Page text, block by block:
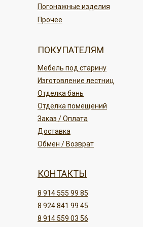
Отделка бань
Изготовление лестниц
Мебель под старину
ПОКУПАТЕЛЯМ
Прочее
Погонажные изделия
8 914 559 03 56
8 914 555 99 85
8 924 841 99 45
КОНТАКТЫ
Обмен / Возврат
Отделка помещений
Заказ / Оплата
Доставка